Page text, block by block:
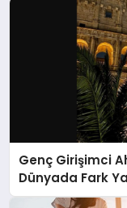
Genç Girişimci
Dünyada Fark